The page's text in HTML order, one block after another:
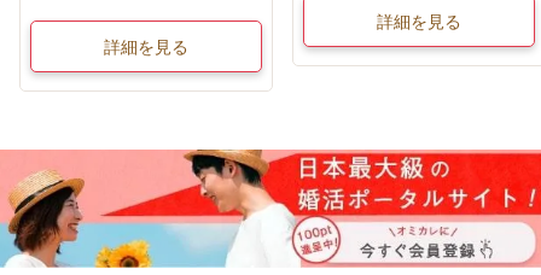
詳細を見る
詳細を見る